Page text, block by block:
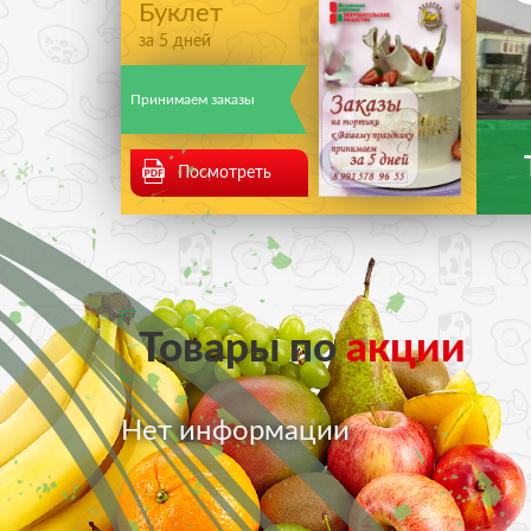
Буклет
за 5 дней
Принимаем заказы
Посмотреть
Товары поакции
Нет информации